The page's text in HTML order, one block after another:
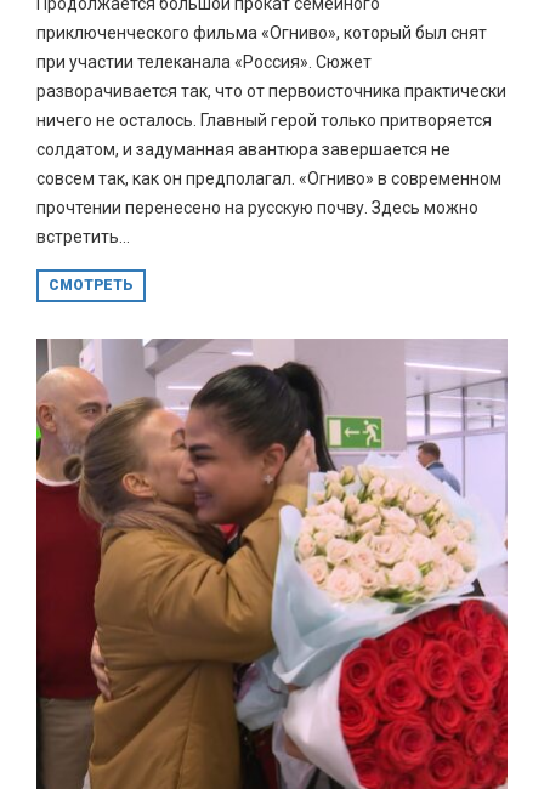
приключенческого фильма «Огниво», который был снят
при участии телеканала «Россия». Сюжет
разворачивается так, что от первоисточника практически
ничего не осталось. Главный герой только притворяется
солдатом, и задуманная авантюра завершается не
совсем так, как он предполагал. «Огниво» в современном
прочтении перенесено на русскую почву. Здесь можно
встретить...
СМОТРЕТЬ